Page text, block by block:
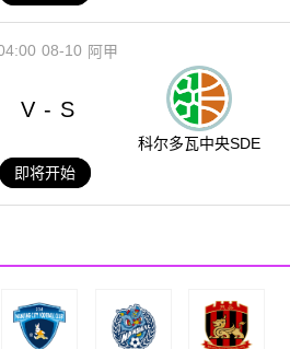
08-10 阿甲
V - S
科尔多瓦中央SDE
即将开始